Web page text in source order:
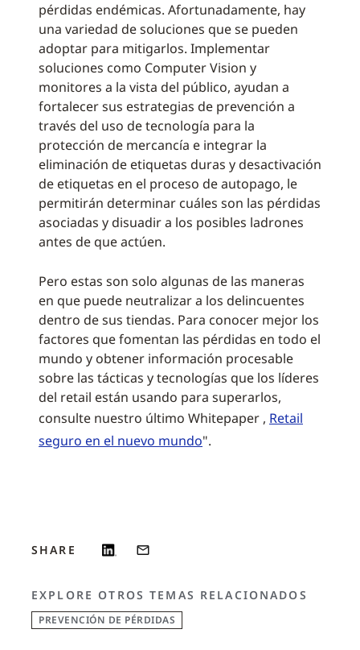
pérdidas endémicas. Afortunadamente, hay
una variedad de soluciones que se pueden
adoptar para mitigarlos. Implementar
soluciones como Computer Vision y
monitores a la vista del público, ayudan a
fortalecer sus estrategias de prevención a
través del uso de tecnología para la
protección de mercancía e integrar la
eliminación de etiquetas duras y desactivación
de etiquetas en el proceso de autopago, le
permitirán determinar cuáles son las pérdidas
asociadas y disuadir a los posibles ladrones
antes de que actúen.
Pero estas son solo algunas de las maneras
en que puede neutralizar a los delincuentes
dentro de sus tiendas. Para conocer mejor los
factores que fomentan las pérdidas en todo el
mundo y obtener información procesable
sobre las tácticas y tecnologías que los líderes
del retail están usando para superarlos,
consulte nuestro último Whitepaper , Retail
seguro en el nuevo mundo".
SHARE
EXPLORE OTROS TEMAS RELACIONADOS
PREVENCIÓN DE PÉRDIDAS